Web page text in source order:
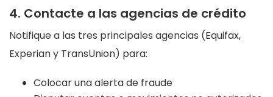
4. Contacte a las agencias de crédito
Notifique a las tres principales agencias (Equifax,
Experian y TransUnion) para:
Colocar una alerta de fraude